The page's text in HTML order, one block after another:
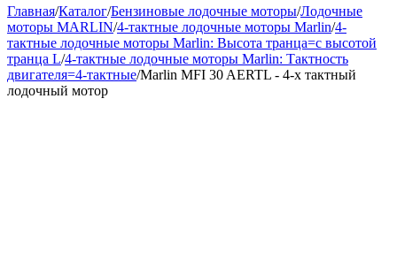
Главная/Каталог/Бензиновые лодочные моторы/Лодочные
моторы MARLIN/4-тактные лодочные моторы Marlin/4-
тактные лодочные моторы Marlin: Высота транца=с высотой
транца L/4-тактные лодочные моторы Marlin: Тактность
двигателя=4-тактные/Marlin MFI 30 AERTL - 4-х тактный
лодочный мотор